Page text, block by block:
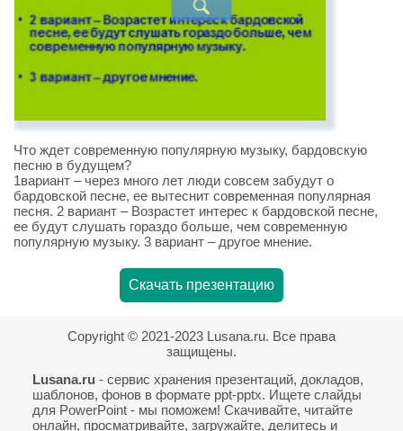
Что ждет современную популярную музыку, бардовскую
песню в будущем?
1вариант – через много лет люди совсем забудут о
бардовской песне, ее вытеснит современная популярная
песня. 2 вариант – Возрастет интерес к бардовской песне,
ее будут слушать гораздо больше, чем современную
популярную музыку. 3 вариант – другое мнение.
Скачать презентацию
Copyright © 2021-2023 Lusana.ru. Все права
защищены.
Lusana.ru - сервис хранения презентаций, докладов,
шаблонов, фонов в формате ppt-pptx. Ищете слайды
для PowerPoint - мы поможем! Скачивайте, читайте
онлайн, просматривайте, загружайте, делитесь и